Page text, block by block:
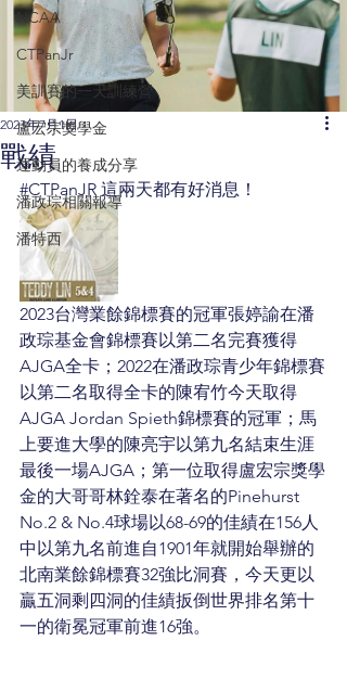
NCAA
CTPanJr
美訓賽的一天訓練營
盧宏宗獎學金
運動員的養成分享
潘政琮相關報導
潘特西
戰績
2023年7月1日
#CTPanJR 這兩天都有好消息！
2023台灣業餘錦標賽的冠軍張婷諭在潘
政琮基金會錦標賽以第二名完賽獲得
AJGA全卡；2022在潘政琮青少年錦標賽
以第二名取得全卡的陳宥竹今天取得
AJGA Jordan Spieth錦標賽的冠軍；馬
上要進大學的陳亮宇以第九名結束生涯
最後一場AJGA；第一位取得盧宏宗獎學
金的大哥哥林銓泰在著名的Pinehurst
No.2 & No.4球場以68-69的佳績在156人
中以第九名前進自1901年就開始舉辦的
北南業餘錦標賽32強比洞賽，今天更以
贏五洞剩四洞的佳績扳倒世界排名第十
一的衛冕冠軍前進16強。